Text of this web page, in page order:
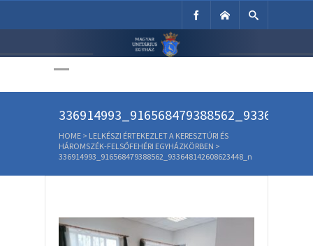
Unitárius Egyház
HOME > LELKÉSZI ÉRTEKEZLET A KERESZTÚRI ÉS
HÁROMSZÉK-FELSŐFEHÉRI EGYHÁZKÖRBEN >
336914993_916568479388562_933648142608623448_n